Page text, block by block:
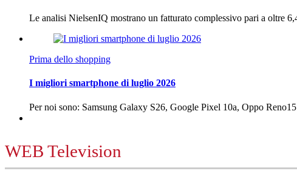
Le analisi NielsenIQ mostrano un fatturato complessivo pari a oltre
Prima dello shopping
I migliori smartphone di luglio 2026
Per noi sono: Samsung Galaxy S26, Google Pixel 10a, Oppo
WEB Television